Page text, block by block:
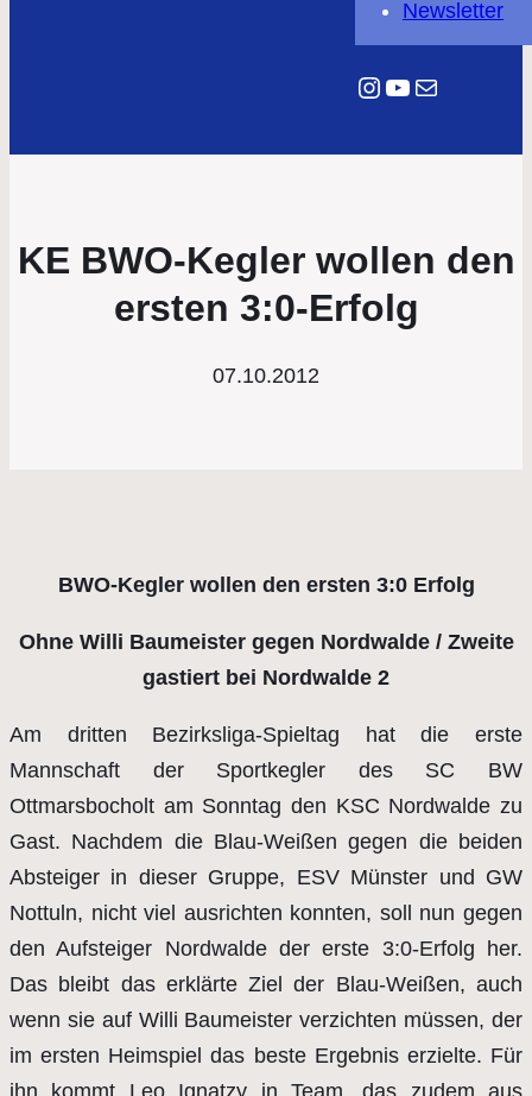
Newsletter
Instagram
YouTube
E-Mail
KE BWO-Kegler wollen den
ersten 3:0-Erfolg
07.10.2012
BWO-Kegler wollen den ersten 3:0 Erfolg
Ohne Willi Baumeister gegen Nordwalde / Zweite
gastiert bei Nordwalde 2
Am dritten Bezirksliga-Spieltag hat die erste
Mannschaft der Sportkegler des SC BW
Ottmarsbocholt am Sonntag den KSC Nordwalde zu
Gast. Nachdem die Blau-Weißen gegen die beiden
Absteiger in dieser Gruppe, ESV Münster und GW
Nottuln, nicht viel ausrichten konnten, soll nun gegen
den Aufsteiger Nordwalde der erste 3:0-Erfolg her.
Das bleibt das erklärte Ziel der Blau-Weißen, auch
wenn sie auf Willi Baumeister verzichten müssen, der
im ersten Heimspiel das beste Ergebnis erzielte. Für
ihn kommt Leo Ignatzy in Team, das zudem aus